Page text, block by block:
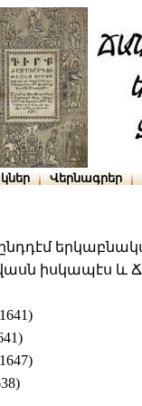
Վերնագրեր
իսկապէս և